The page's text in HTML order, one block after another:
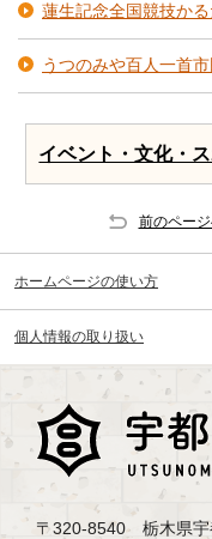
蓮生記念全国競技か
うつのみや百人一首
イベント・文化・
前のペー
ホームページの使い方
個人情報の取り扱い
〒320-8540 栃木県宇